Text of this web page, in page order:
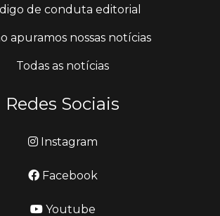
de conduta editorial
apuramos nossas notícias
Todas as notícias
Redes Sociais
Instagram
Facebook
Youtube